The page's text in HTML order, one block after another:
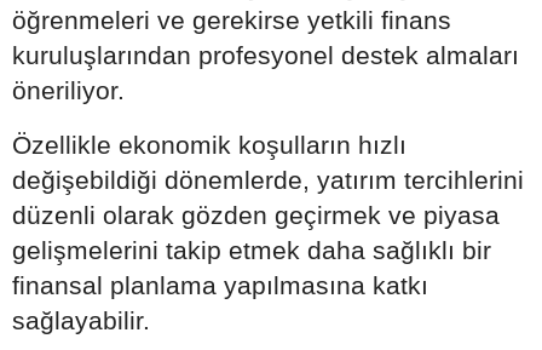
öğrenmeleri ve gerekirse yetkili finans
kuruluşlarından profesyonel destek almaları
öneriliyor.
Özellikle ekonomik koşulların hızlı
değişebildiği dönemlerde, yatırım tercihlerini
düzenli olarak gözden geçirmek ve piyasa
gelişmelerini takip etmek daha sağlıklı bir
finansal planlama yapılmasına katkı
sağlayabilir.